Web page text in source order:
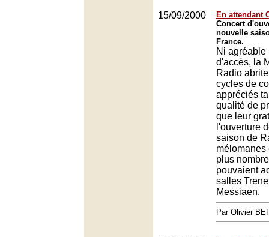
15/09/2000
En attendant
Concert
nouvelle
France.
Ni agréable
d'accès, la
Radio
cycles de
appréciés
qualité de
que leur
l'ouverture
saison de
mélomanes
plus
pouvaient
salles
Messiaen.
Par Olivier